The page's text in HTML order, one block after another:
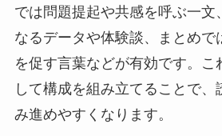
では問題提起や共感を呼ぶ一文
なるデータや体験談、まとめで
を促す言葉などが有効です。こ
して構成を組み立てることで、
み進めやすくなります。